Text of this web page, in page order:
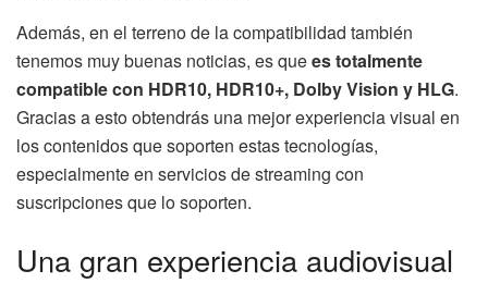
Además, en el terreno de la compatibilidad también
tenemos muy buenas noticias, es quees totalmente
compatible con HDR10, HDR10+, Dolby Vision y HLG.
Gracias a esto obtendrás una mejor experiencia visual en
los contenidos que soporten estas tecnologías,
especialmente en servicios de streaming con
suscripciones que lo soporten.
Una gran experiencia audiovisual